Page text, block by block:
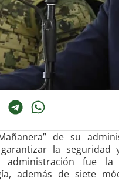
de su
la
fue
además de siete